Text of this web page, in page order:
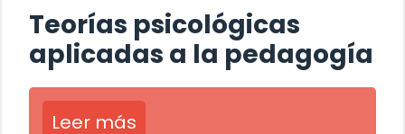
Teorías psicológicas
aplicadas a la pedagogía
Leer más